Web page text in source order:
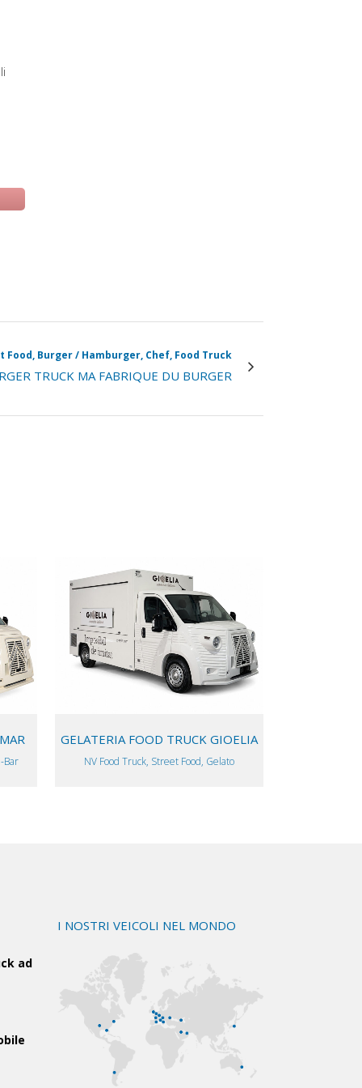
Burger / Hamburger, Chef, Food Truck
TRUCK MA FABRIQUE DU BURGER
Bar
VIEW
GELATERIA FOOD TRUCK GIOELIA
NV Food Truck, Street Food, Gelato
ad
I NOSTRI VEICOLI NEL MONDO